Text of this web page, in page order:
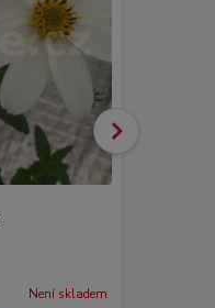
Není skladem